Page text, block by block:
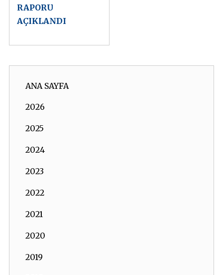
RAPORU
AÇIKLANDI
ANA SAYFA
2026
2025
2024
2023
2022
2021
2020
2019